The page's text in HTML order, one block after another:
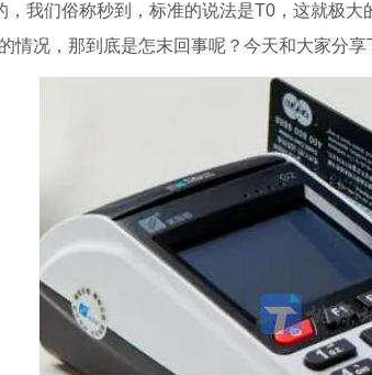
，我们俗称秒到，标准的说法是T0，这就极
情况，那到底是怎末回事呢？今天和大家分